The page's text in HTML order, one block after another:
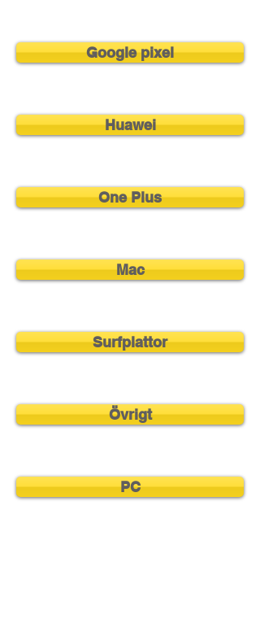
Google pixel
Huawei
One Plus
Mac
Surfplattor
Övrigt
PC